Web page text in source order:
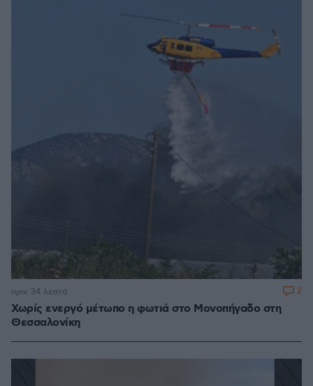
Χωρίς ενεργό μέτωπο η φωτιά στο Μονοπήγαδο στη
Θεσσαλονίκη
πριν 34 λεπτά 2